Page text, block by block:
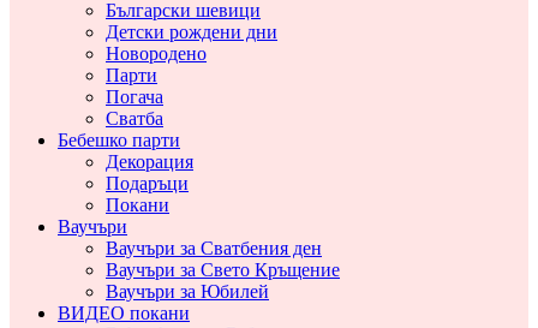
Български шевици
Детски рождени дни
Новородено
Парти
Погача
Сватба
Бебешко парти
Декорация
Подаръци
Покани
Ваучъри
Ваучъри за Сватбения ден
Ваучъри за Свето Кръщение
Ваучъри за Юбилей
ВИДЕО покани